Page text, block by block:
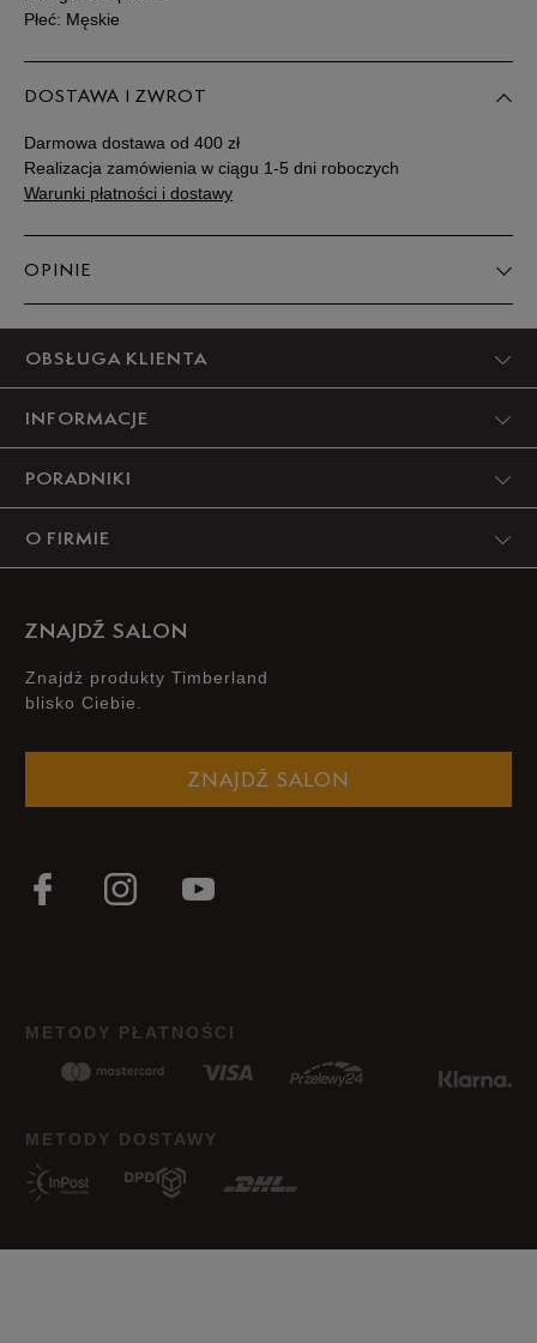
36/34
Powiadom o
40/34
Powiadom o
dostępności
Płeć: Męskie
DOSTAWA I ZWROT
Darmowa dostawa od 400 zł
Realizacja zamówienia w ciągu 1-5 dni roboczych
Warunki płatności i dostawy
OPINIE
OBSŁUGA KLIENTA
INFORMACJE
PORADNIKI
O FIRMIE
ZNAJDŹ SALON
Znajdż produkty Timberland
blisko Ciebie.
ZNAJDŹ SALON
METODY PŁATNOŚCI
METODY DOSTAWY